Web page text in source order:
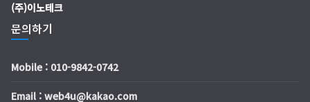
(주)이노테크
문의하기
Mobile : 010-9842-0742
Email : web4u@kakao.com